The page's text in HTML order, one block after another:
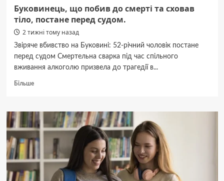
Буковинець, що побив до смерті та сховав
тіло, постане перед судом.
2 тижні тому назад
Звіряче вбивство на Буковині: 52-річний чоловік постане
перед судом Смертельна сварка під час спільного
вживання алкоголю призвела до трагедії в...
БільшеДокладніше
що
побив
до
смерті
сховав
постане